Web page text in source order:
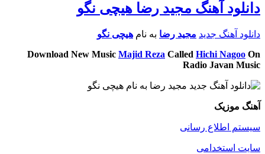
دانلود آهنگ مجید رضا هیچی نگو
دانلود آهنگ جدید مجید رضا به نام هیچی نگو
Download New Music Majid Reza Called Hichi Nagoo On
Radio Javan Music
آهنگ موزیک
سیستم اطلاع رسانی
سایت استخدامی